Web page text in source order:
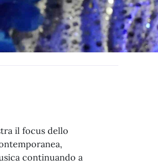
il focus dello
continuando a